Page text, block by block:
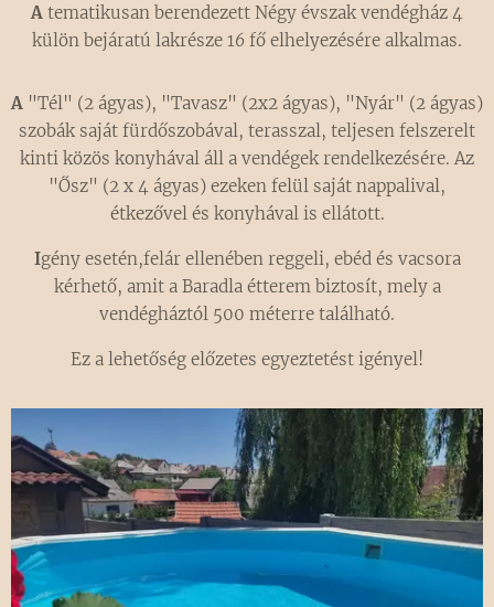
A tematikusan berendezett Négy évszak vendégház 4
külön bejáratú lakrésze 16 fő elhelyezésére alkalmas.
A "Tél" (2 ágyas), "Tavasz" (2x2 ágyas), "Nyár" (2 ágyas)
szobák saját fürdőszobával, terasszal, teljesen felszerelt
kinti közös konyhával áll a vendégek rendelkezésére. Az
"Ősz" (2 x 4 ágyas) ezeken felül saját nappalival,
étkezővel és konyhával is ellátott.
Igény esetén,felár ellenében reggeli, ebéd és vacsora
kérhető, amit a Baradla étterem biztosít, mely a
vendégháztól 500 méterre található.
Ez a lehetőség előzetes egyeztetést igényel!